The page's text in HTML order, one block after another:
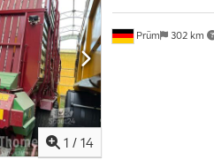
1 / 14
Prüm 302 km